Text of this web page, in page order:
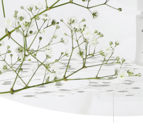
商品一覧
取扱ご検討サロン
お取扱サロン
お知らせ・ブログ
会社概要